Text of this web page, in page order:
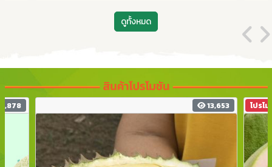
ดูทั้งหมด
5,878 13,653 โปรโ